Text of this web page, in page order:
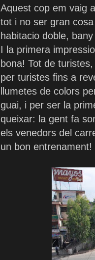
Aquest cop em vaig
tot i no ser gran
habitacio doble,
I la primera
bona! Tot de
per turistes fins a
llumetes de colors
guai, i per ser la
queixar: la gent fa
els venedors del
un bon entrenament!